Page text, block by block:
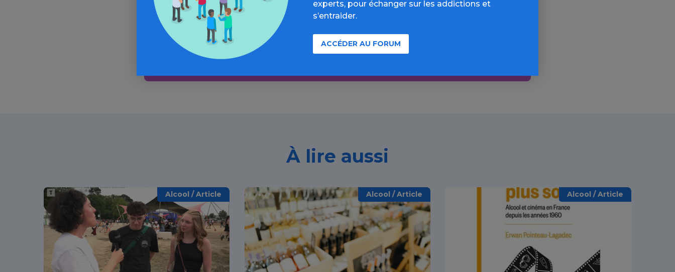
Informations, parcours d’évaluations, bonnes pratiques, FAQ,
annuaires, ressources, actualités...
Découvrir
À lire aussi
Alcool / Article Alcool / Article Alcool / Article
experts, pour échanger sur les addictions et
s’entraider.
ACCÉDER AU FORUM